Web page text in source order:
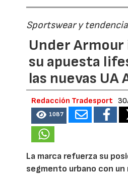
Sportswear y
Under Armour
su apuesta
las nuevas UA
Redacción Tradesport
1087
La marca refuerza su
segmento urbano con un